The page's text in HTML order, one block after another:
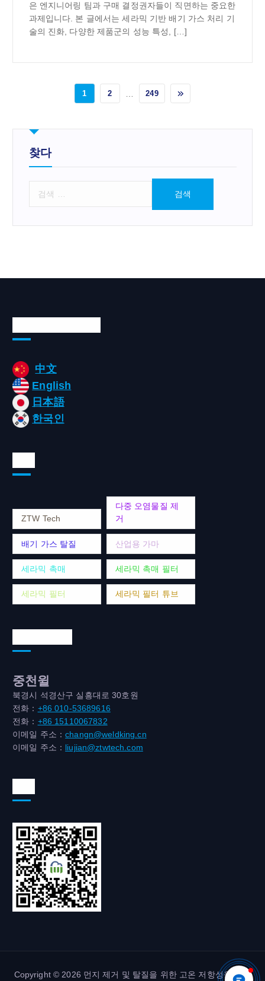
은 엔지니어링 팀과 구매 결정권자들이 직면하는 중요한
과제입니다. 본 글에서는 세라믹 기반 배기 가스 처리 기
술의 진화, 다양한 제품군의 성능 특성, […]
1 2 249
찾다
中文
English
日本語
한국인
ZTW Tech
다중 오염물질 제
거
배기 가스 탈질 산업용 가마
세라믹 촉매 세라믹 촉매 필터
세라믹 필터 세라믹 필터 튜브
중천윌
북경시 석경산구 실흥대로 30호원
전화： +86 010-53689616
전화： +86 15110067832
이메일 주소：changn@weldking.cn
이메일 주소： liujian@ztwtech.com
Copyright © 2026 먼지 제거 및 탈질을 위한 고온 저항성을 갖춘